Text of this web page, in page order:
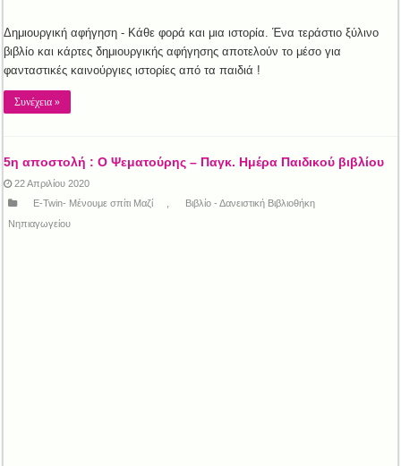
Δημιουργική αφήγηση - Κάθε φορά και μια ιστορία. Ένα τεράστιο ξύλινο
βιβλίο και κάρτες δημιουργικής αφήγησης αποτελούν το μέσο για
φανταστικές καινούργιες ιστορίες από τα παιδιά !
Συνέχεια »
5η αποστολή : Ο Ψεματούρης – Παγκ. Ημέρα Παιδικού βιβλίου
22 Απριλίου 2020
E-Twin- Μένουμε σπίτι Μαζί
Βιβλίο - Δανειστική Βιβλιοθήκη
Νηπιαγωγείου